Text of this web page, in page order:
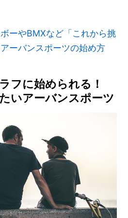
ーやBMXなど「これから挑
ーバンスポーツの始め方
フに始められる！
いアーバンスポーツ